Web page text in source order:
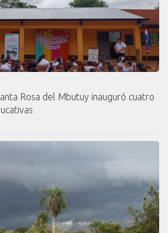
Rosa del Mbutuy inauguró cuatro